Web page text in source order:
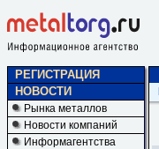
РЕГИСТРАЦИЯ
НОВОСТИ
Рынка металлов
Новости компаний
Информагентства